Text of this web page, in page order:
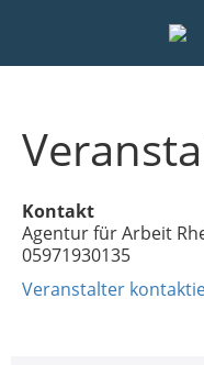
Kontakt
Agentur für Arbeit
05971930135
Veranstalter